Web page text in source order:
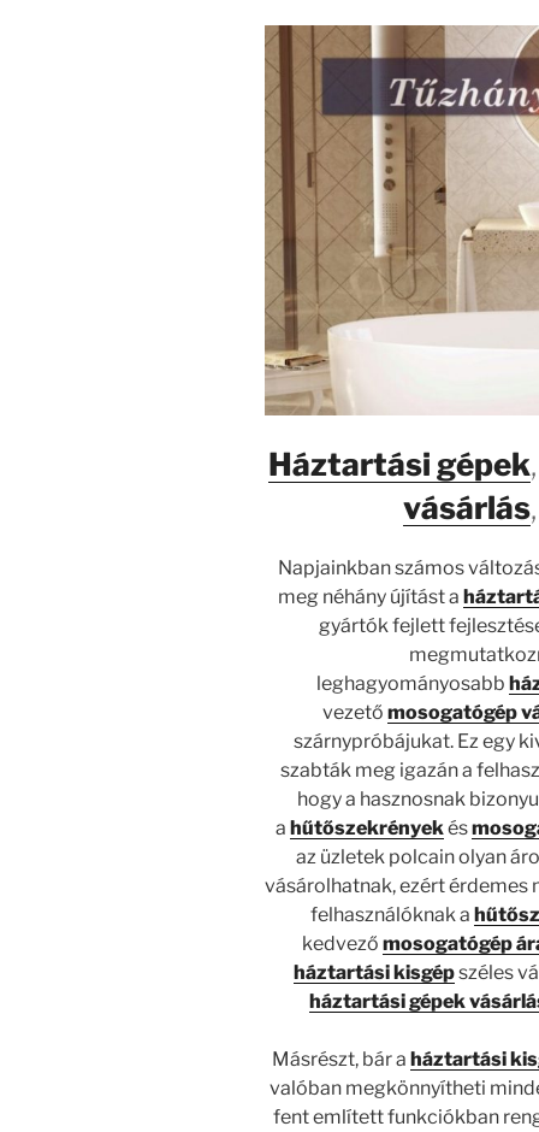
Háztartási gépek
vásárlás
Napjainkban számos
meg néhány újítást a
gyártók fejlett
leghagyományosabb
vezető mosogatógép
szárnypróbájukat. Ez egy
szabták meg igazán a
hogy a hasznosnak
a hűtőszekrények és
az üzletek polcain olyan
vásárolhatnak, ezért érdemes
felhasználóknak a
kedvező mosogatógép
háztartási kisgépszéles
háztartási gépek
Másrészt, bár a háztartási
valóban megkönnyítheti
fent említett funkciókban